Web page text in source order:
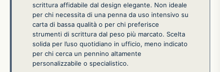
scrittura affidabile dal design elegante. Non ideale
per chi necessita di una penna da uso intensivo su
carta di bassa qualità o per chi preferisce
strumenti di scrittura dal peso più marcato. Scelta
solida per l’uso quotidiano in ufficio, meno indicato
per chi cerca un pennino altamente
personalizzabile o specialistico.